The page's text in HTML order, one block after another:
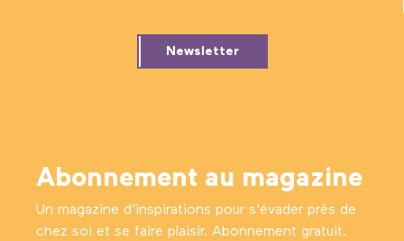
Newsletter
Abonnement au magazine
Un magazine d’inspirations pour s'évader près de
chez soi et se faire plaisir. Abonnement gratuit.